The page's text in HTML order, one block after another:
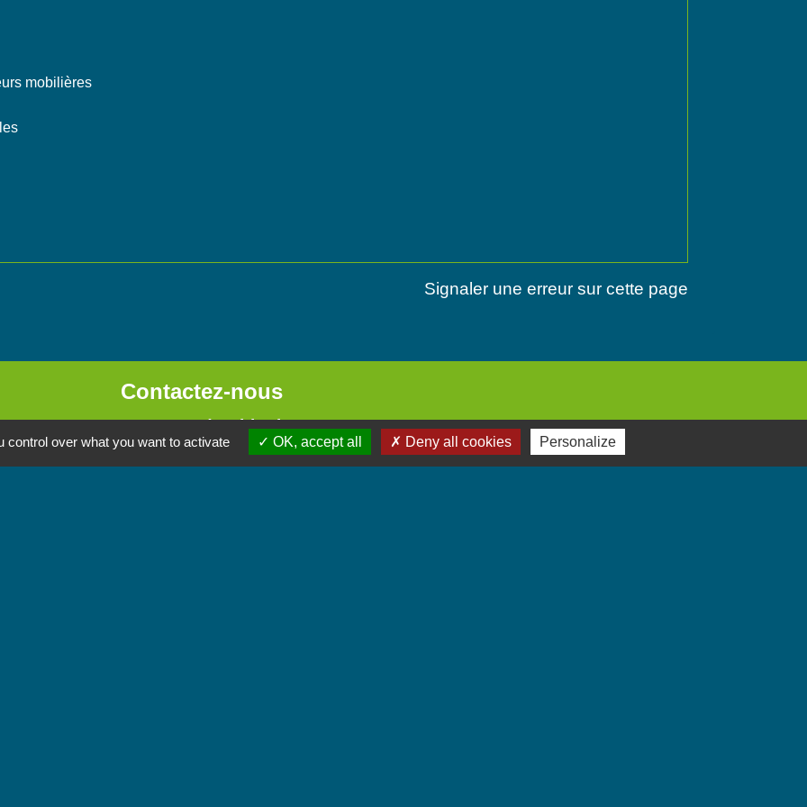
mobilières
Signaler une erreur sur cette page
Contactez-nous
Commune de Chignin
52 Place de la Mairie - Le Chef Lieu
over what you want to activate OK, accept all Deny all cookies Personalize